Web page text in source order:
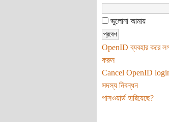
ভুলোনা আমায়
OpenID ব্যবহার করে
করুন
Cancel OpenID
সদস্য নিবন্ধন
পাসওয়ার্ড হারিয়েছে?